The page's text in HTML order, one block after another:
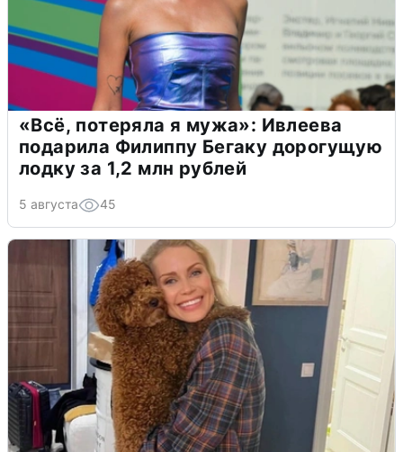
«Всё, потеряла я мужа»: Ивлеева
подарила Филиппу Бегаку дорогущую
лодку за 1,2 млн рублей
5 августа 45